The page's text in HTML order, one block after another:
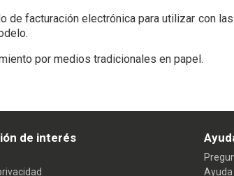
de facturación electrónica para utilizar con
por medios tradicionales en papel.
de interés
Ayuda